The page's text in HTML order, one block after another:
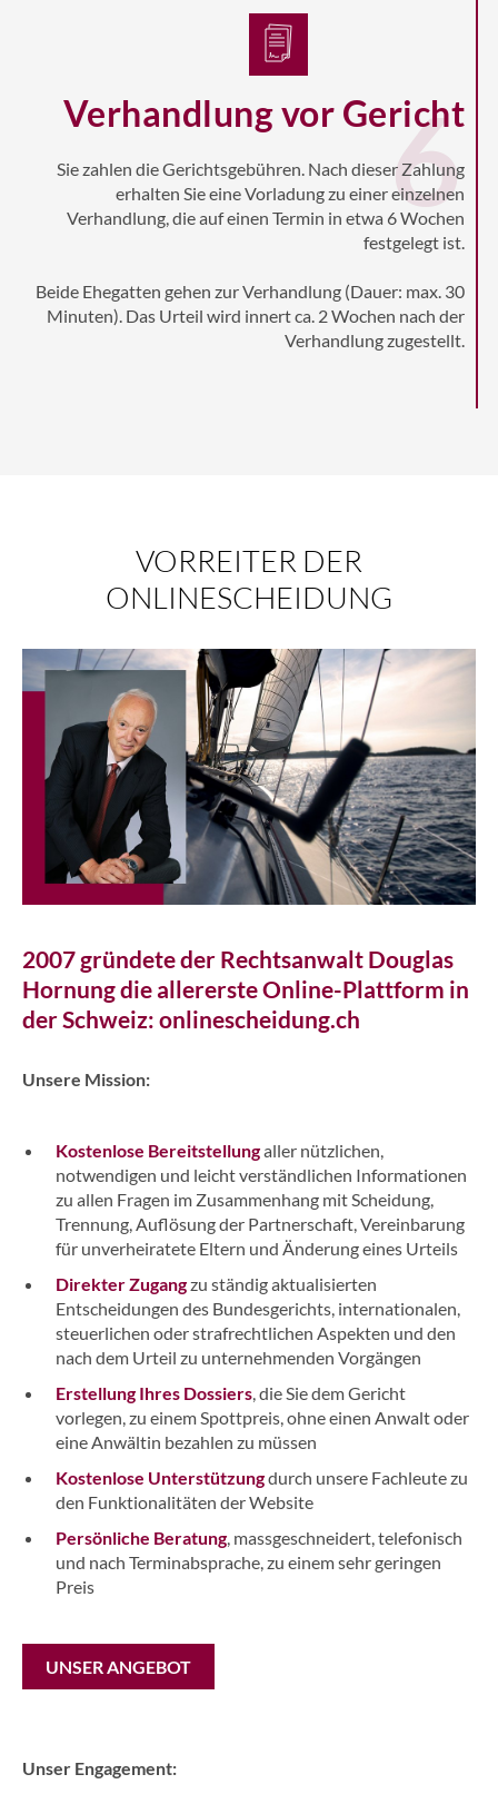
6
Verhandlung vor Gericht
Sie zahlen die Gerichtsgebühren. Nach dieser Zahlung
erhalten Sie eine Vorladung zu einer einzelnen
Verhandlung, die auf einen Termin in etwa 6 Wochen
festgelegt ist.
Beide Ehegatten gehen zur Verhandlung (Dauer: max. 30
Minuten). Das Urteil wird innert ca. 2 Wochen nach der
Verhandlung zugestellt.
VORREITER DER
ONLINESCHEIDUNG
2007 gründete der Rechtsanwalt Douglas
Hornung die allererste Online-Plattform in
der Schweiz: onlinescheidung.ch
Unsere Mission:
Kostenlose Bereitstellungaller nützlichen,
notwendigen und leicht verständlichen Informationen
zu allen Fragen im Zusammenhang mit Scheidung,
Trennung, Auflösung der Partnerschaft, Vereinbarung
für unverheiratete Eltern und Änderung eines Urteils
Direkter Zugangzu ständig aktualisierten
Entscheidungen des Bundesgerichts, internationalen,
steuerlichen oder strafrechtlichen Aspekten und den
nach dem Urteil zu unternehmenden Vorgängen
Erstellung Ihres Dossiers , die Sie dem Gericht
vorlegen, zu einem Spottpreis, ohne einen Anwalt oder
eine Anwältin bezahlen zu müssen
Kostenlose Unterstützungdurch unsere Fachleute zu
den Funktionalitäten der Website
Persönliche Beratung, massgeschneidert, telefonisch
und nach Terminabsprache, zu einem sehr geringen
Preis
UNSER ANGEBOT
Unser Engagement: